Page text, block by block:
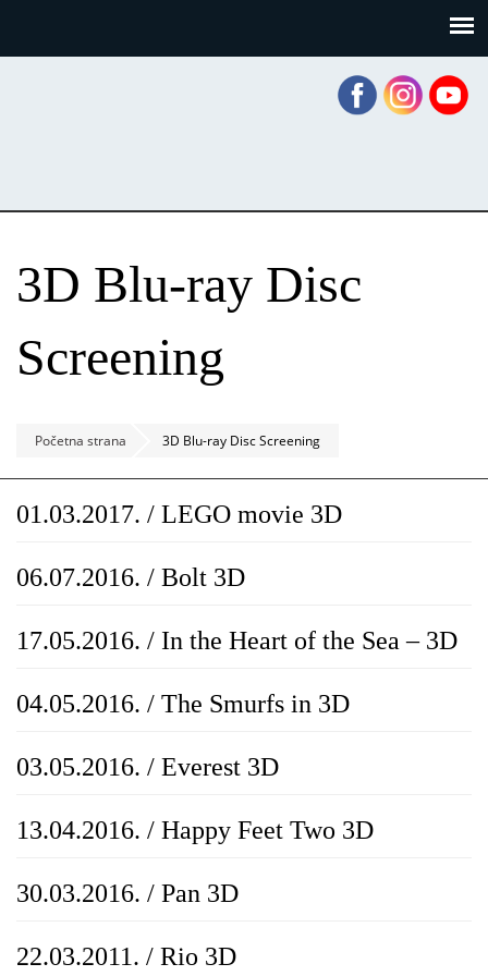
3D Blu-ray Disc
Screening
Početna strana 3D Blu-ray Disc Screening
01.03.2017. / LEGO movie 3D
06.07.2016. / Bolt 3D
17.05.2016. / In the Heart of the Sea – 3D
04.05.2016. / The Smurfs in 3D
03.05.2016. / Everest 3D
13.04.2016. / Happy Feet Two 3D
30.03.2016. / Pan 3D
22.03.2011. / Rio 3D